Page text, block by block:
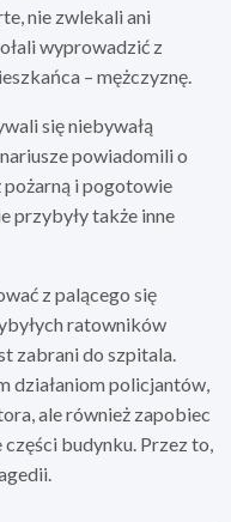
nie zwlekali ani
wyprowadzić z
– mężczyznę.
się niebywałą
powiadomili o
pożarną i pogotowie
przybyły także inne
z palącego się
ratowników
zabrani do szpitala.
działaniom policjantów,
ale również zapobiec
budynku. Przez to,